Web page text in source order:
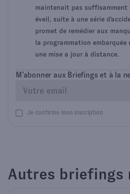
maintenait pas suffisamment
éveil, suite à une série
promet de remédier aux
la programmation embarquée
une mise a jour à distance.
M’abonner aux Briefings et à la
Je confirme mon inscription
Autres briefings